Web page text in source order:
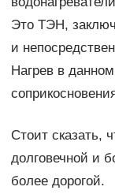
Это ТЭН,
и
Нагрев в
Стоит сказать,
долговечной и
более дорогой.